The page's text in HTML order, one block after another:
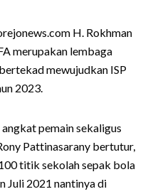
H. Rokhman
merupakan lembaga
mewujudkan ISP
2023.
pemain sekaligus
Pattinasarany bertutur,
titik sekolah sepak bola
Juli 2021 nantinya di